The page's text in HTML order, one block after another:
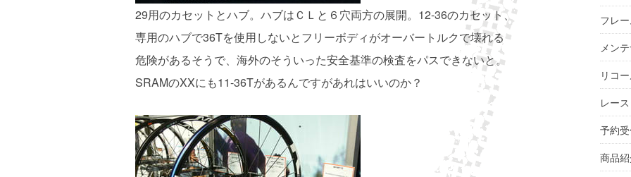
29用のカセットとハブ。ハブはＣＬと６穴両方の展開。12-36のカセット、
専用のハブで36Tを使用しないとフリーボディがオーバートルクで壊れる
危険があるそうで、海外のそういった安全基準の検査をパスできないと。
SRAMのXXにも11-36Tがあるんですがあれはいいのか？
フレ
メン
リコ
レー
予約
商品